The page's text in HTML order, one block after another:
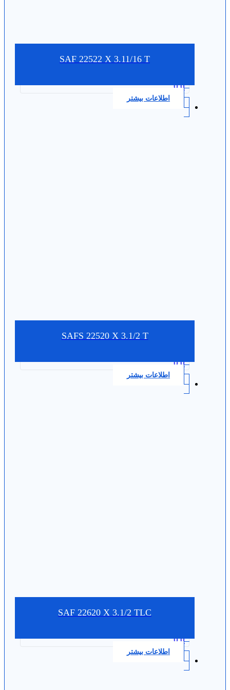
SAF 22522 X 3.11/16 T
0.0
اطلاعات بیشتر
SAFS 22520 X 3.1/2 T
0.0
اطلاعات بیشتر
SAF 22620 X 3.1/2 TLC
0.0
اطلاعات بیشتر